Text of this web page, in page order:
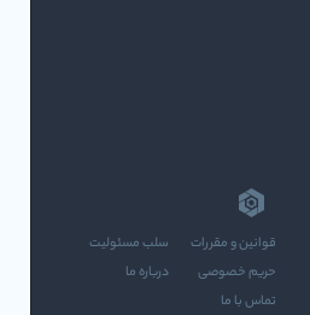
قوانین و مقررات
سلب مسئولیت
حریم خصوصی
درباره ما
تماس با ما